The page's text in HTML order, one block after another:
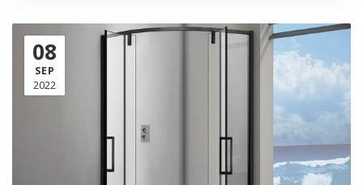
08
SEP
2022